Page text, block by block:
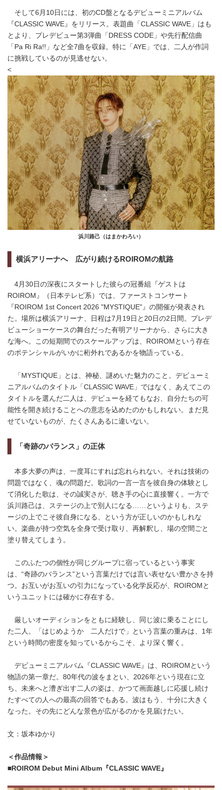
そして6月10日には、初のCD盤となるデビューミニアルバム
『CLASSIC WAVE』をリリース。表題曲「CLASSIC WAVE」はも
とより、プレデビュー第3弾曲「DRESS CODE」や先行配信曲
「Pa Ri Ra!!」など全7曲を収録。特に「AYE」では、二人が作詞
に挑戦しているのが見逃せない。
<
浜川路己（はまかわろい）
横浜アリーナへ 広がり続けるROIROMの航路
4月30日の深夜にスタートした彼らの冠番組『ゲストは
ROIROM』（日本テレビ系）では、ファーストコンサート
『ROIROM 1st Concert 2026 "MYSTIQUE"』の開催が発表され
た。場所は横浜アリーナ、日程は7月19日と20日の2日間。プレデ
ビューショーケースの舞台だった有明アリーナから、さらに大き
な海へ。この短期間でのスケールアップは、ROIROMという存在
のポテンシャルがいかに桁外れであるかを物語っている。
「MYSTIQUE」とは、神秘、謎めいた魅力のこと。デビューミ
ニアルバムのタイトル「CLASSIC WAVE」ではなく、あえてこの
タイトルを選んだ二人は、デビューを経てもなお、自分たちの可
能性を開き続けることへの意志を込めたのかもしれない。まだ見
せていないものが、たくさんあるに違いない。
「奇跡のバランス」の正体
本多大夢の声は、一度耳にすれば忘れられない。それは技術の
問題ではなく、魂の問題だ。歌詞の一言一言を彼自身の体験とし
て消化した歌は、その誠実さが、聴き手の心に直接響く。一方で
浜川路己は、ステージの上で別人になる……というよりも、ステ
ージの上でこそ彼自身になる、という方が正しいのかもしれな
い。楽曲が持つ空気を全身で受け取り、再解釈し、場の空間ごと
塗り替えてしまう。
このふたつの個性が同じグループに宿っているという事実
は、“奇跡のバランス”という言葉だけでは言い表せない豊かさを持
つ。お互いがお互いの引力になっている化学反応が、ROIROMと
いうユニットには確かに存在する。
厳しいオーディションをともに経験し、同じ波に乗ることにし
た二人。「はじめようか 二人だけで」という言葉の重みは、1年
という時間の密度を知っているからこそ、より深く響く。
デビューミニアルバム『CLASSIC WAVE』は、ROIROMという
物語の第一章だ。80年代の波をまとい、2026年という現在に立
ち、未来へと漕ぎ出す二人の姿は、かつて画面越しに応援し続け
たすべての人への最高の回答でもある。波はもう、十分に大きく
なった。その先にどんな景色が広がるのかを見届けたい。
文：坂本ゆかり
＜作品情報＞
■ROIROM Debut Mini Album『CLASSIC WAVE』